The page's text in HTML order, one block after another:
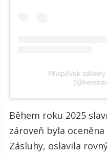
Příspěvek
Během roku 2025
zároveň byla
Zásluhy, oslavila